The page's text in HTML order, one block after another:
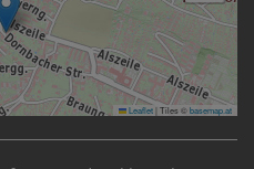
Leaflet|Tiles ©basemap.at